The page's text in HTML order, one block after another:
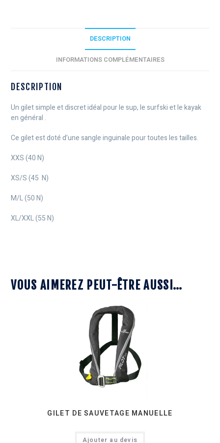
DESCRIPTION
INFORMATIONS COMPLÉMENTAIRES
DESCRIPTION
Un gilet simple et discret idéal pour le sup, le surfski et le kayak
en général .
Ce gilet est doté d’une sangle inguinale pour toutes les tailles.
XXS (40 N)
XS/S (45 N)
M/L (50 N)
XL/XXL (55 N)
VOUS AIMEREZ PEUT-ÊTRE AUSSI…
GILET DE SAUVETAGE MANUELLE
Ajouter au devis